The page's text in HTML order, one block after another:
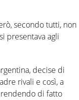
secondo tutti, non
presentava agli
decise di
rivali e così, a
di fatto